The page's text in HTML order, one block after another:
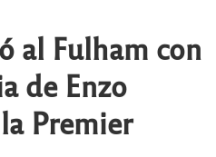
al Fulham con
de Enzo
Premier